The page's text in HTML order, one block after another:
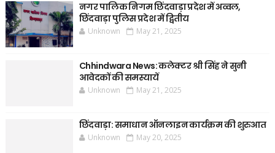
नगर पालिक निगम छिंदवाड़ा प्रदेश में अव्वल,
छिंदवाड़ा पुलिस प्रदेश में द्वितीय
Unknown May 21, 2025
Chhindwara News: कलेक्टर श्री सिंह ने सुनी
आवेदकों की समस्यायें
Unknown May 21, 2025
छिंदवाड़ा: समाधान ऑनलाइन कार्यक्रम की शुरुआत
Unknown May 20, 2025